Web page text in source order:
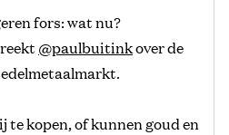
fors: wat nu?
@paulbuitinkover de
te kopen, of kunnen goud en